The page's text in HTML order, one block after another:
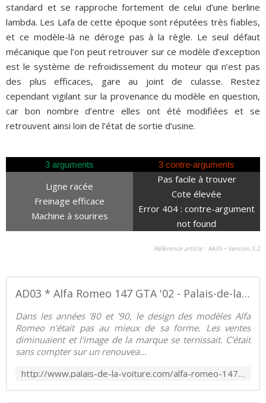
standard et se rapproche fortement de celui d’une berline
lambda. Les Lafa de cette époque sont réputées très fiables,
et ce modèle-là ne déroge pas à la règle. Le seul défaut
mécanique que l’on peut retrouver sur ce modèle d’exception
est le système de refroidissement du moteur qui n’est pas
des plus efficaces, gare au joint de culasse. Restez
cependant vigilant sur la provenance du modèle en question,
car bon nombre d’entre elles ont été modifiées et se
retrouvent ainsi loin de l’état de sortie d’usine.
3 arguments 3 contre-arguments
Ligne racée
Freinage efficace
Machine à sourires
Pas facile à trouver
Cote élevée
Error 404 : contre-argument
not found
Référence article : AA35 • Version 3.2
AD03 * Alfa Romeo 147 GTA '02 - Palais-de-la-Voiture.com
Dans les années '80 et '90, le design des modèles Alfa
Romeo n'était pas au mieux de sa forme. Les ventes
diminuaient et l'image de la marque se ternissait. C'était
sans compter sur un renouvea...
http://www.palais-de-la-voiture.com/alfa-romeo-147-gta-02.html